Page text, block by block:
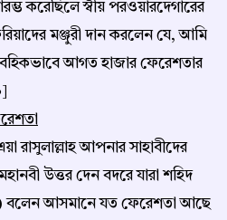
করেছিলে স্বীয় পরওয়ারদেগারের
মঞ্জুরী দান করলেন যে, আমি
আগত হাজার ফেরেশতার
রাসুলাল্লাহ আপনার সাহাবীদের
উত্তর দেন বদরে যারা শহিদ
বলেন আসমানে যত ফেরেশতা আছে